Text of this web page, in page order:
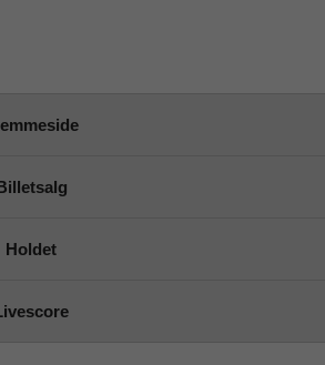
Holdet